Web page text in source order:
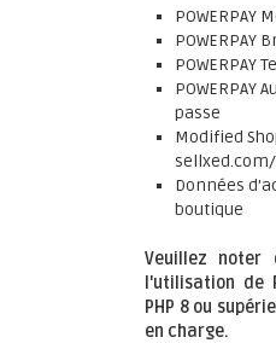
POWERPAY
POWERPAY
POWERPAY
passe
Modified
Données
boutique
Veuillez noter
l'utilisation de
PHP 8 ou
en charge.